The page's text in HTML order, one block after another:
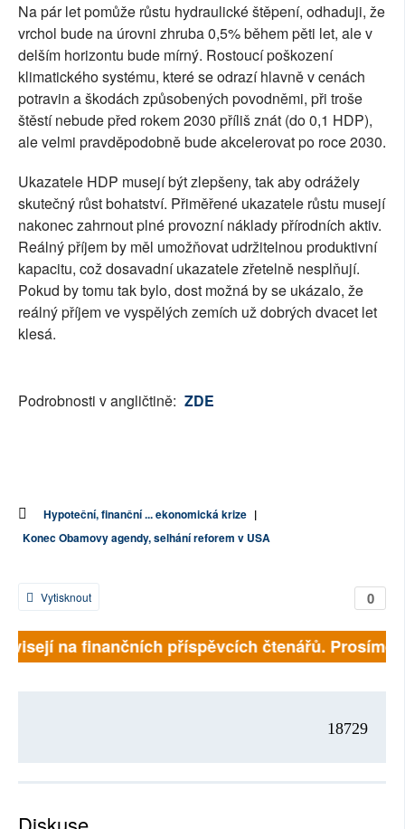
Na pár let pomůže růstu hydraulické štěpení, odhaduji, že
vrchol bude na úrovni zhruba 0,5% během pěti let, ale v
delším horizontu bude mírný. Rostoucí poškození
klimatického systému, které se odrazí hlavně v cenách
potravin a škodách způsobených povodněmi, při troše
štěstí nebude před rokem 2030 příliš znát (do 0,1 HDP),
ale velmi pravděpodobně bude akcelerovat po roce 2030.
Ukazatele HDP musejí být zlepšeny, tak aby odrážely
skutečný růst bohatství. Přiměřené ukazatele růstu musejí
nakonec zahrnout plné provozní náklady přírodních aktiv.
Reálný příjem by měl umožňovat udržitelnou produktivní
kapacitu, což dosavadní ukazatele zřetelně nesplňují.
Pokud by tomu tak bylo, dost možná by se ukázalo, že
reálný příjem ve vyspělých zemích už dobrých dvacet let
klesá.
Podrobnosti v angličtině: ZDE
Hypoteční, finanční ... ekonomická krize |
Konec Obamovy agendy, selhání reforem v USA
0
Vytisknout
na finančních příspěvcích čtenářů. Prosíme,
18729